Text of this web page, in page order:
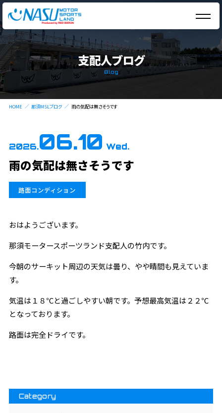
支配人ブログ
Blog
HOME 那須MSLブログ 雨の気配は無さそうです
2026.06.10 Wed.
雨の気配は無さそうです
路面コンディション
おはようございます。
那須モータースポーツランド支配人の竹内です。
今朝のサーキット周辺の天気は曇り、やや晴間も見えていま
す。
気温は１８℃と過ごしやすい朝です。予想最高気温は２２℃
となっております。
路面は完全ドライです。
Category